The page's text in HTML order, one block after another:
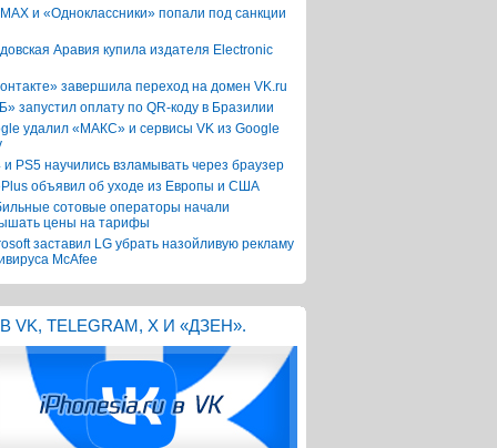
и «Одноклассники» попали под санкции
Аравия купила издателя Electronic
завершила переход на домен VK.ru
запустил оплату по QR-коду в Бразилии
удалил «МАКС» и сервисы VK из Google
и PS5 научились взламывать через браузер
объявил об уходе из Европы и США
сотовые операторы начали
цены на тарифы
заставил LG убрать назойливую рекламу
McAfee
VK, TELEGRAM, X И «ДЗЕН».